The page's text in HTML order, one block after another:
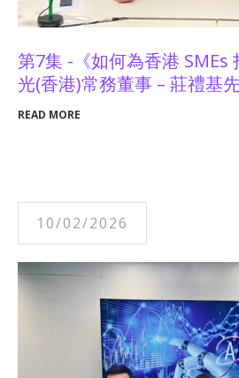
第7集 -《如何為香港 SMEs
光(香港)常務董事 – 莊禮基
READ MORE
10/02/2026